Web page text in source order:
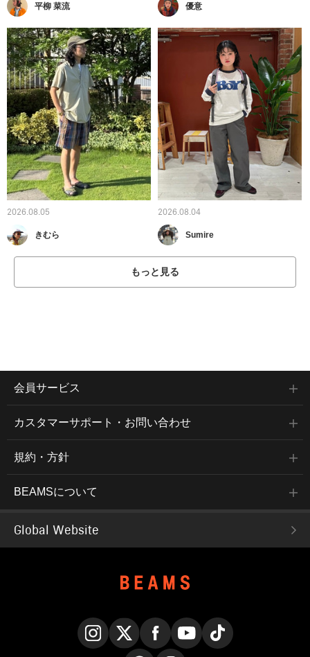
平柳 菜流 優意
2026.08.05
きむら
2026.08.04
Sumire
もっと見る
会員サービス
カスタマーサポート・お問い合わせ
規約・方針
BEAMSについて
Global Website